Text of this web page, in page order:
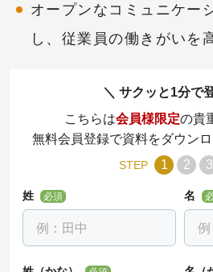
オープンなコミュニケー
し、従業員の働きがいを
サクッと1分で
こちらは会員様限定の貴
無料会員登録で資料をダウンロ
STEP 1 2 3
姓 必須 名